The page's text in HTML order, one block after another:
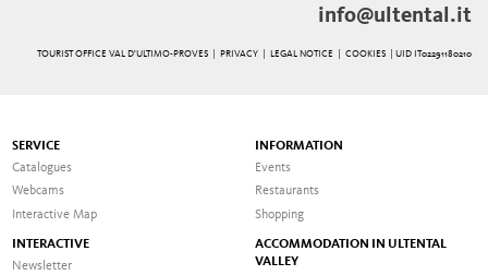
info@ultental.it
TOURIST OFFICE VAL D'ULTIMO-PROVES | PRIVACY| LEGAL NOTICE COOKIES | UID IT02291180210
SERVICE
Catalogues
Webcams
Interactive Map
INFORMATION
Events
Restaurants
Shopping
INTERACTIVE
Newsletter
ACCOMMODATION IN ULTENTAL
VALLEY